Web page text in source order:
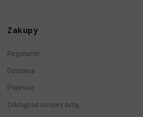
Zakupy
Regulamin
Dostawa
Płatność
Odstąp od umowy tutaj